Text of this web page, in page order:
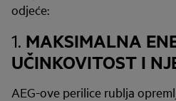
odjeće:
1. MAKSIMALNA
UČINKOVITOST I
AEG-ove perilice rublja